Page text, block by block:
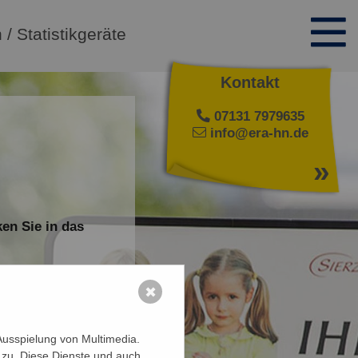
Kontakt
07131 7979635
info@era-hn.de
»
Sie in das
/ Statistikgeräte
von Multimedia.
Diese Dienste und auch
✖